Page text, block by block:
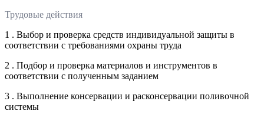
Трудовые действия
1 . Выбор и проверка средств индивидуальной защиты в
соответствии с требованиями охраны труда
2 . Подбор и проверка материалов и инструментов в
соответствии с полученным заданием
3 . Выполнение консервации и расконсервации поливочной
системы